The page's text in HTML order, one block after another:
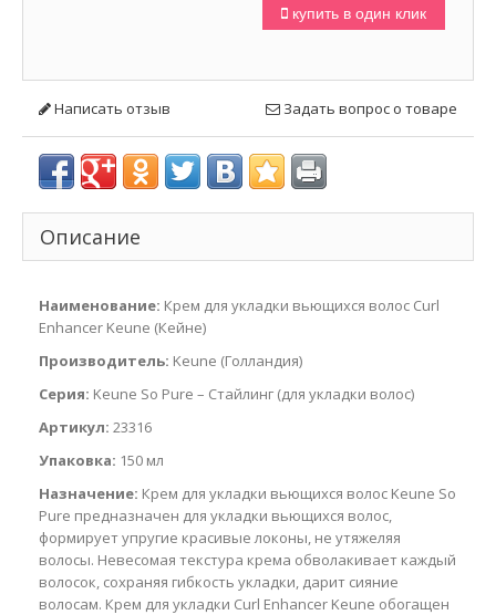
купить в один клик
Написать отзыв Задать вопрос о товаре
Описание
Наименование: Крем для укладки вьющихся волос Curl
Enhancer Keune (Кейне)
Производитель: Keune (Голландия)
Серия: Keune So Pure – Стайлинг (для укладки волос)
Артикул: 23316
Упаковка: 150 мл
Назначение: Крем для укладки вьющихся волос Keune So
Pure предназначен для укладки вьющихся волос,
формирует упругие красивые локоны, не утяжеляя
волосы. Невесомая текстура крема обволакивает каждый
волосок, сохраняя гибкость укладки, дарит сияние
волосам. Крем для укладки Curl Enhancer Keune обогащен